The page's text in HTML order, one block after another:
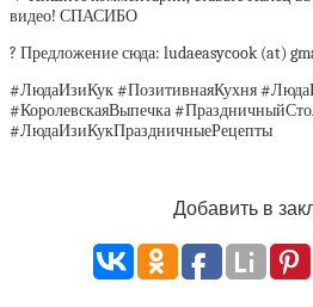
видео! СПАСИБО
? Предложение сюда: ludaeasycook (at)
#ЛюдаИзиКук #ПозитивнаяКухня
#КоролевскаяВыпечка
#ЛюдаИзиКукПраздничныеРецепты
Добавить в